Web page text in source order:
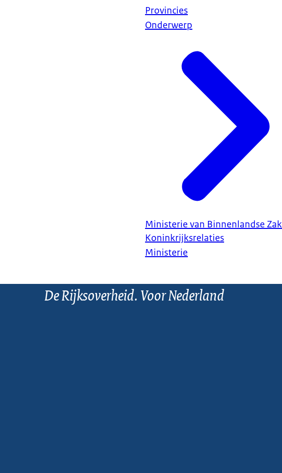
Provincies
Onderwerp
Ministerie van Binnenlandse
Koninkrijksrelaties
Ministerie
De Rijksoverheid. Voor Nederland